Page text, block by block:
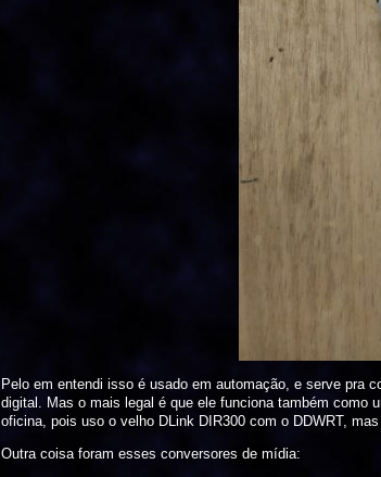
Pelo em entendi isso é usado em automação, e serve pra
digital. Mas o mais legal é que ele funciona também como
oficina, pois uso o velho DLink DIR300 com o DDWRT,
Outra coisa foram esses conversores de mídia: